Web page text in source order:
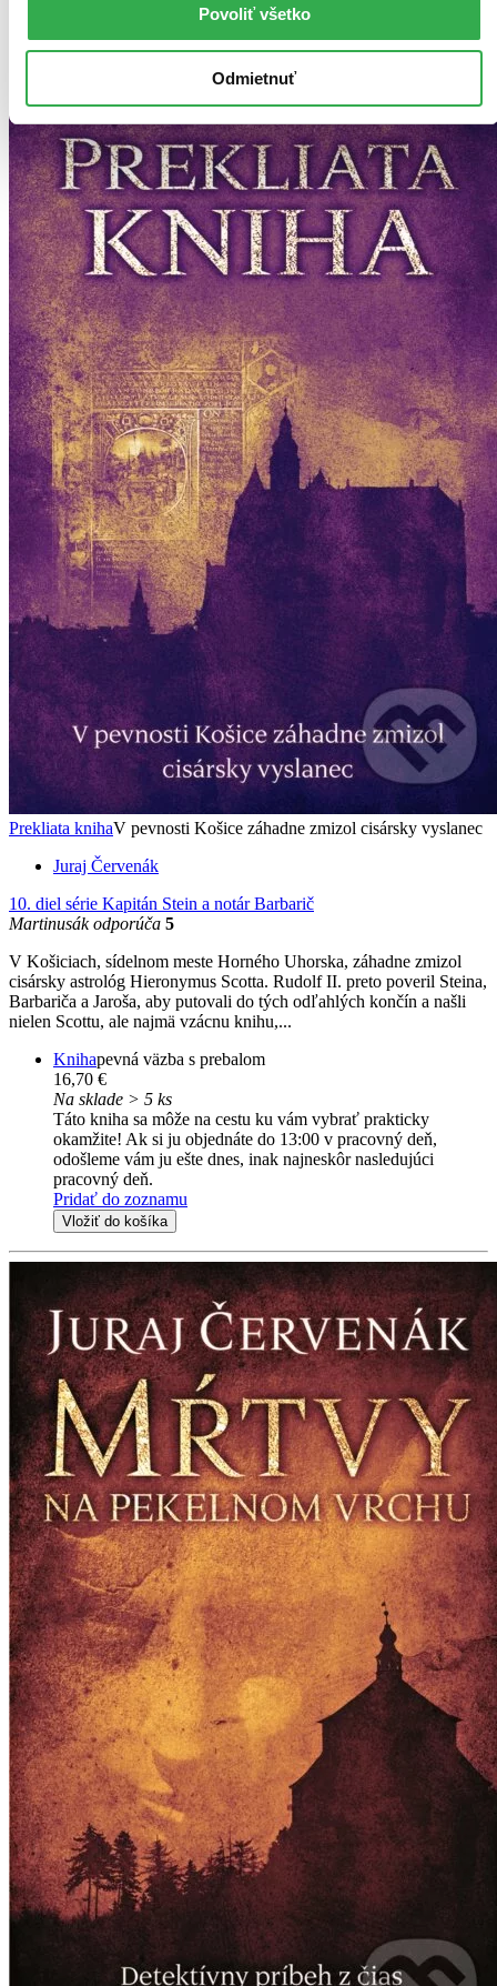
Povoliť všetko
Odmietnuť
Prekliata knihaV pevnosti Košice záhadne zmizol cisársky vyslanec
Juraj Červenák
10. diel série Kapitán Stein a notár Barbarič
Martinusák odporúča 5
V Košiciach, sídelnom meste Horného Uhorska, záhadne zmizol
cisársky astrológ Hieronymus Scotta. Rudolf II. preto poveril Steina,
Barbariča a Jaroša, aby putovali do tých odľahlých končín a našli
nielen Scottu, ale najmä vzácnu knihu,...
Knihapevná väzba s prebalom
16,70 €
Na sklade > 5 ks
Táto kniha sa môže na cestu ku vám vybrať prakticky
okamžite! Ak si ju objednáte do 13:00 v pracovný deň,
odošleme vám ju ešte dnes, inak najneskôr nasledujúci
pracovný deň.
Pridať do zoznamu
Vložiť do košíka